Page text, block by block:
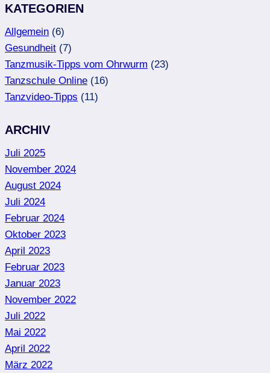
KATEGORIEN
Allgemein (6)
Gesundheit (7)
Tanzmusik-Tipps vom Ohrwurm (23)
Tanzschule Online (16)
Tanzvideo-Tipps (11)
ARCHIV
Juli 2025
November 2024
August 2024
Juli 2024
Februar 2024
Oktober 2023
April 2023
Februar 2023
Januar 2023
November 2022
Juli 2022
Mai 2022
April 2022
März 2022